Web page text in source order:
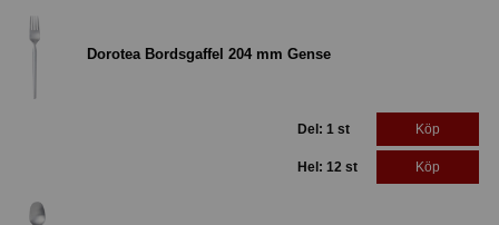
Dorotea Bordsgaffel 204 mm Gense
Del: 1 st Köp
Hel: 12 st Köp